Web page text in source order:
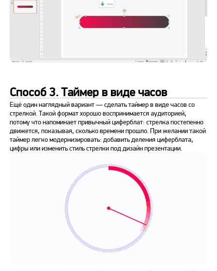
Способ 3. Таймер в виде часов
Ещё один наглядный вариант — сделать таймер в виде часов со
стрелкой. Такой формат хорошо воспринимается аудиторией,
потому что напоминает привычный циферблат: стрелка постепенно
движется, показывая, сколько времени прошло. При желании такой
таймер легко модернизировать: добавить деления циферблата,
цифры или изменить стиль стрелки под дизайн презентации.